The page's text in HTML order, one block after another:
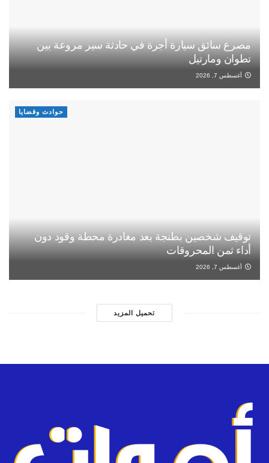
مصرع سائق سيارة أجرة في حادثة سير مروعة بين
تطوان ومارتيل
أغسطس 7, 2026
حوادث وقضايا
توقيف شخصين بطنجة بعد مغادرة محطة وقود دون
أداء ثمن المحروقات
أغسطس 7, 2026
تحميل المزيد